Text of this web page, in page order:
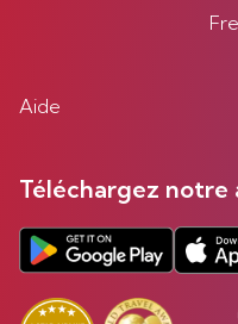
Aide
Téléchargez notre